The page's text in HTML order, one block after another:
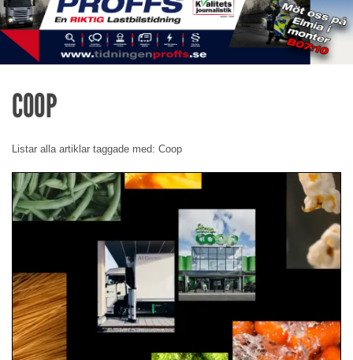
COOP
Listar alla artiklar taggade med: Coop